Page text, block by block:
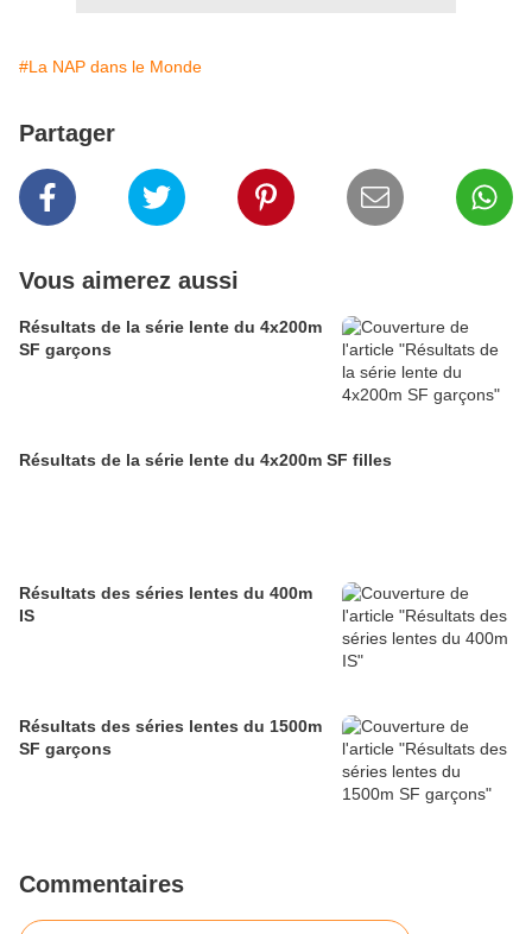
#La NAP dans le Monde
Partager
Vous aimerez aussi
Résultats de la série lente du 4x200m
SF garçons
Résultats de la série lente du 4x200m SF filles
Résultats des séries lentes du 400m
IS
Résultats des séries lentes du 1500m
SF garçons
Commentaires